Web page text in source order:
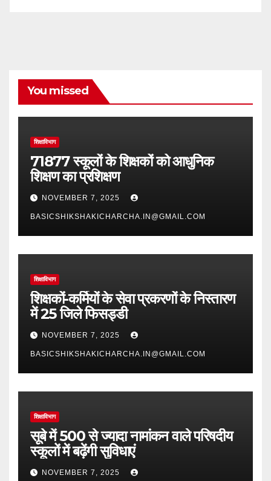
You missed
शिक्षाविभाग
71877 स्कूलों के शिक्षकों को आधुनिक
शिक्षण का प्रशिक्षण
NOVEMBER 7, 2025
BASICSHIKSHAKICHARCHA.IN@GMAIL.COM
शिक्षाविभाग
शिक्षकों-कर्मियों के सेवा प्रकरणों के निस्तारण
में 25 जिले फिसड्डी
NOVEMBER 7, 2025
BASICSHIKSHAKICHARCHA.IN@GMAIL.COM
शिक्षाविभाग
सूबे में 500 से ज्यादा नामांकन वाले परिषदीय
स्कूलों में बढ़ेंगी सुविधाएं
NOVEMBER 7, 2025